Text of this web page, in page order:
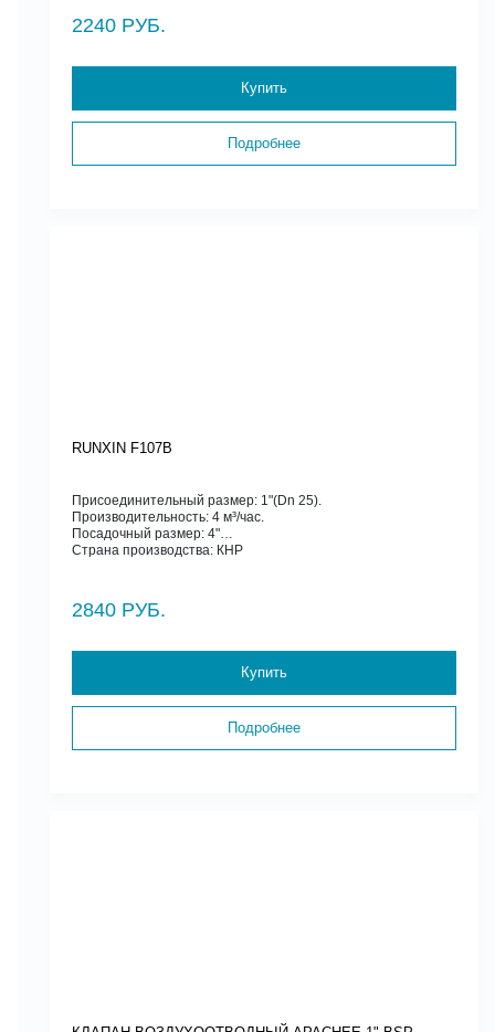
2240 РУБ.
Купить
Подробнее
RUNXIN F107B
Присоединительный размер: 1"(Dn 25).
Производительность: 4 м³/час.
Посадочный размер: 4"
Страна производства: КНР
2840 РУБ.
Купить
Подробнее